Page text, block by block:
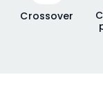
Crossover